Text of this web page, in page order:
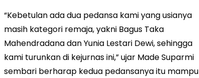
“Kebetulan ada dua pedansa kami yang usianya
masih kategori remaja, yakni Bagus Taka
Mahendradana dan Yunia Lestari Dewi, sehingga
kami turunkan di kejurnas ini,” ujar Made Suparmi
sembari berharap kedua pedansanya itu mampu